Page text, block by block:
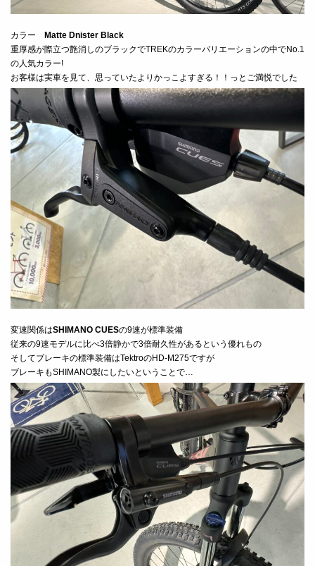
カラー Matte Dnister Black
重厚感が際立つ艶消しのブラックでTREKのカラーバリエーションの中でNo.1
の人気カラー!
お客様は実車を見て、思っていたよりかっこよすぎる！！っとご満悦でした
変速関係はSHIMANO CUESの9速が標準装備
従来の9速モデルに比べ3倍静かで3倍耐久性があるという優れもの
そしてブレーキの標準装備はTektroのHD-M275ですが
ブレーキもSHIMANO製にしたいということで…